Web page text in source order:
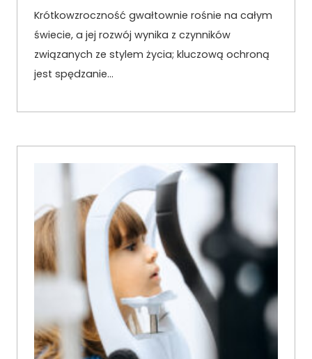
Krótkowzroczność gwałtownie rośnie na całym
świecie, a jej rozwój wynika z czynników
związanych ze stylem życia; kluczową ochroną
jest spędzanie…